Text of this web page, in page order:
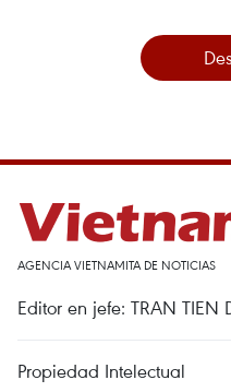
AGENCIA VIETNAMITA DE NOTICIAS
Editor en jefe: TRAN TIEN
Propiedad Intelectual